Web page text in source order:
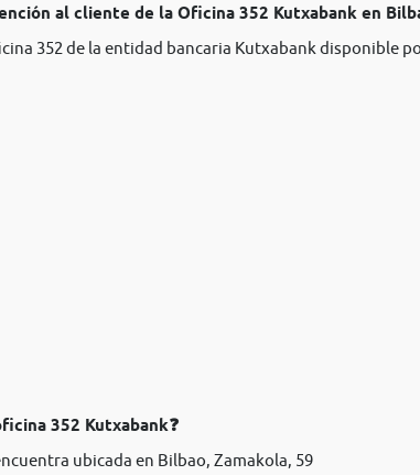
al cliente de la Oficina 352 Kutxabank en
352 de la entidad bancaria Kutxabank disponible
352 Kutxabank❓
ubicada en Bilbao, Zamakola, 59